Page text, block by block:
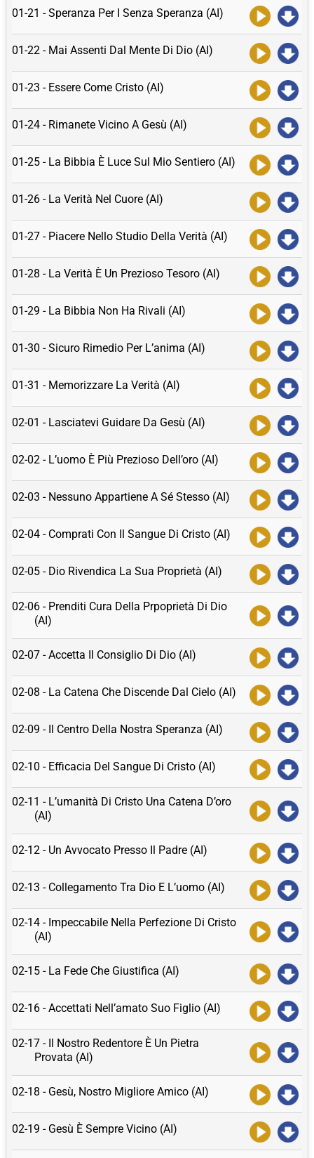
01-21 - Speranza Per I Senza Speranza (AI)
01-22 - Mai Assenti Dal Mente Di Dio (AI)
01-23 - Essere Come Cristo (AI)
01-24 - Rimanete Vicino A Gesù (AI)
01-25 - La Bibbia È Luce Sul Mio Sentiero (AI)
01-26 - La Verità Nel Cuore (AI)
01-27 - Piacere Nello Studio Della Verità (AI)
01-28 - La Verità È Un Prezioso Tesoro (AI)
01-29 - La Bibbia Non Ha Rivali (AI)
01-30 - Sicuro Rimedio Per L’anima (AI)
01-31 - Memorizzare La Verità (AI)
02-01 - Lasciatevi Guidare Da Gesù (AI)
02-02 - L’uomo È Più Prezioso Dell’oro (AI)
02-03 - Nessuno Appartiene A Sé Stesso (AI)
02-04 - Comprati Con Il Sangue Di Cristo (AI)
02-05 - Dio Rivendica La Sua Proprietà (AI)
02-06 - Prenditi Cura Della Prpoprietà Di Dio
(AI)
02-07 - Accetta Il Consiglio Di Dio (AI)
02-08 - La Catena Che Discende Dal Cielo (AI)
02-09 - Il Centro Della Nostra Speranza (AI)
02-10 - Efficacia Del Sangue Di Cristo (AI)
02-11 - L’umanità Di Cristo Una Catena D’oro
(AI)
02-12 - Un Avvocato Presso Il Padre (AI)
02-13 - Collegamento Tra Dio E L’uomo (AI)
02-14 - Impeccabile Nella Perfezione Di Cristo
(AI)
02-15 - La Fede Che Giustifica (AI)
02-16 - Accettati Nell’amato Suo Figlio (AI)
02-17 - Il Nostro Redentore È Un Pietra
Provata (AI)
02-18 - Gesù, Nostro Migliore Amico (AI)
02-19 - Gesù È Sempre Vicino (AI)